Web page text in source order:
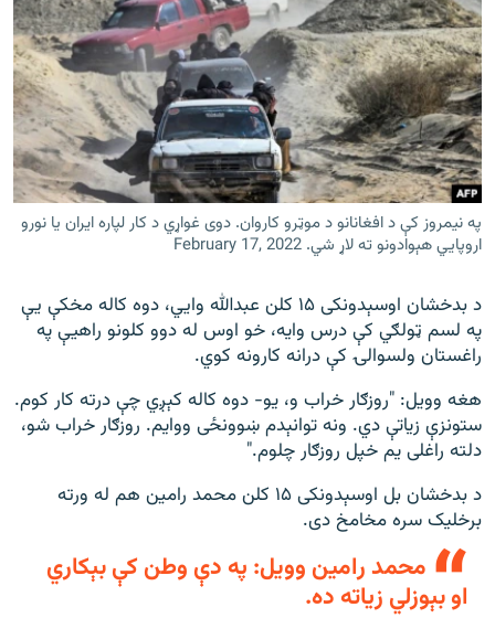
په نیمروز کې د افغانانو د موټرو کاروان. دوی غواړي د کار لپاره ایران یا نورو
اروپايي هېوادونو ته لاړ شي. February 17, 2022
د بدخشان اوسېدونکی ۱۵ کلن عبدالله وايي، دوه کاله مخکې یې
په لسم ټولګي کې درس وایه، خو اوس له دوو کلونو راهیې په
راغستان ولسوالۍ کې درانه کارونه کوي.
هغه وویل: "روزګار خراب و، یو- دوه کاله کېږي چې درته کار کوم.
ستونزې زیاتې دي. ونه توانېدم ښوونځی ووایم. روزګار خراب شو،
دلته راغلی یم خپل روزګار چلوم."
د بدخشان بل اوسېدونکی ۱۵ کلن محمد رامین هم له ورته
برخلیک سره مخامخ دی.
محمد رامین وویل: په دې وطن کې بېکاري
او بېوزلي زیاته ده.